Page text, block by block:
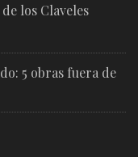
los Claveles
5 obras fuera de